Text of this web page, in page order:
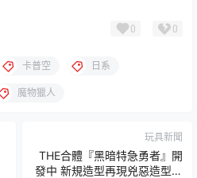
0 0
卡普空 日系
魔物獵人
玩具新聞
THE合體『黑暗特急勇者』開
發中 新規造型再現兇惡造型、